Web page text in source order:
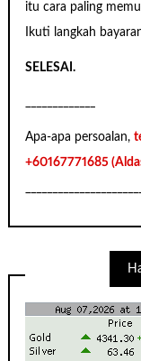
itu cara paling
Ikuti langkah
SELESAI.
Apa-apa persoalan,
+60167771685